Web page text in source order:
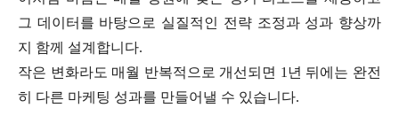
그 데이터를 바탕으로 실질적인 전략 조정과 성과 향상까
지 함께 설계합니다.
작은 변화라도 매월 반복적으로 개선되면 1년 뒤에는 완전
히 다른 마케팅 성과를 만들어낼 수 있습니다.